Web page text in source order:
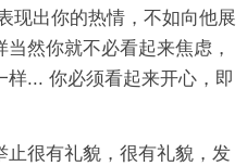
现出你的热情，不如向他展
然你就不必看起来焦虑，
... 你必须看起来开心，即
止很有礼貌，很有礼貌，发